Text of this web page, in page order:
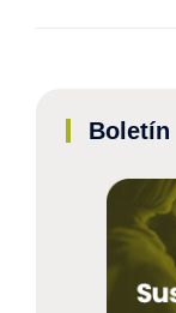
Boletín